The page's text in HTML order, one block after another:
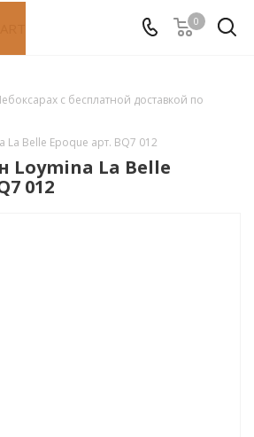
0
с бесплатной доставкой по
Belle Epoque арт. BQ7 012
Loymina La Belle
012